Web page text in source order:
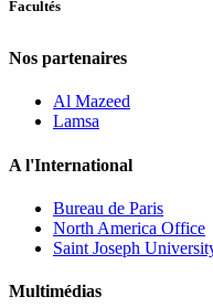
Facultés
Nos partenaires
Al Mazeed
Lamsa
A l'International
Bureau de Paris
North America Office
Saint Joseph
Multimédias